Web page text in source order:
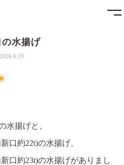
の水揚げ
2026.6.19
水揚げと、
口約22t)の水揚げ、
口約23t)の水揚げがありまし
いて